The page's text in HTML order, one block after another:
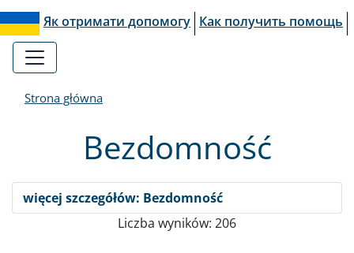
Як отримати допомогу Как получить помощь
Strona główna
Bezdomność
więcej szczegółów: Bezdomność
Liczba wyników: 206